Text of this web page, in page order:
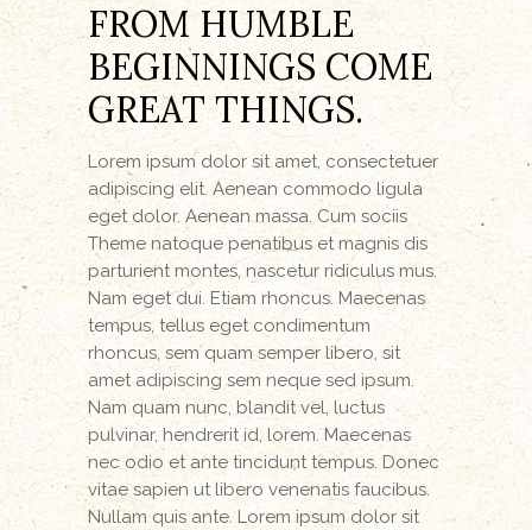
FROM HUMBLE
BEGINNINGS COME
GREAT THINGS.
Lorem ipsum dolor sit amet, consectetuer
adipiscing elit. Aenean commodo ligula
eget dolor. Aenean massa. Cum sociis
Theme natoque penatibus et magnis dis
parturient montes, nascetur ridiculus mus.
Nam eget dui. Etiam rhoncus. Maecenas
tempus, tellus eget condimentum
rhoncus, sem quam semper libero, sit
amet adipiscing sem neque sed ipsum.
Nam quam nunc, blandit vel, luctus
pulvinar, hendrerit id, lorem. Maecenas
nec odio et ante tincidunt tempus. Donec
vitae sapien ut libero venenatis faucibus.
Nullam quis ante. Lorem ipsum dolor sit